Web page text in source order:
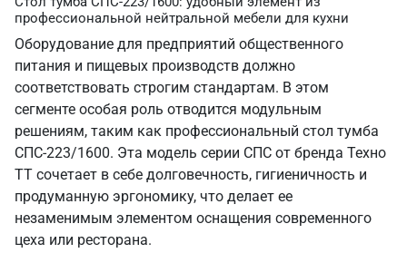
профессиональной нейтральной мебели для кухни
Оборудование для предприятий общественного
питания и пищевых производств должно
соответствовать строгим стандартам. В этом
сегменте особая роль отводится модульным
решениям, таким как профессиональный стол тумба
СПС-223/1600. Эта модель серии СПС от бренда Техно
ТТ сочетает в себе долговечность, гигиеничность и
продуманную эргономику, что делает ее
незаменимым элементом оснащения современного
цеха или ресторана.